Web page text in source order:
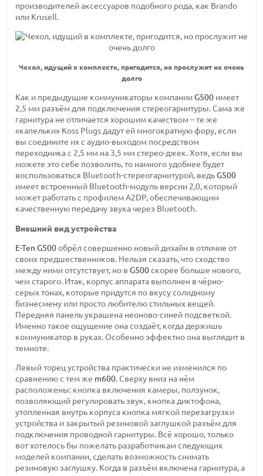
производителей аксессуаров подобного рода, как Brando
или Krusell.
Чехол, идущий в комплекте, пригодится, но прослужит не очень
долго
Как и предыдущие коммуникаторы компанииG500 имеет
2,5 мм разъём для подключения стереогарнитуры. Сама же
гарнитура не отличается хорошим качеством – те же
«капельки» Koss Plugs дадут ей многократную фору, если
вы соедините их с аудио-выходом посредством
переходника с 2,5 мм на 3,5 мм стерео-джек. Хотя, если вы
можете это себе позволить, то намного удобнее будет
воспользоваться Bluetooth-стереогарнитурой, ведьG500
имеет встроенный Bluetooth-модуль версии 2,0, который
может работать с профилем A2DP, обеспечивающим
качественную передачу звука через Bluetooth.
Внешний вид устройства
E-Ten G500обрёл совершенно новый дизайн в отличие от
своих предшественников. Нельзя сказать, что сходство
между ними отсутствует, но вG500скорее больше нового,
чем старого. Итак, корпус аппарата выполнен в чёрно-
серых тонах, которые придутся по вкусу солидному
бизнесмену или просто любителю стильных вещей.
Передняя панель украшена неоново-синей подсветкой.
Именно такое ощущение она создаёт, когда держишь
коммуникатор в руках. Особенно эффектно она выглядит в
темноте.
Левый торец устройства практически не изменился по
сравнению с тем же m600. Сверху вниз на нём
расположены: кнопка включения камеры, ползунок,
позволяющий регулировать звук, кнопка диктофона,
утопленная внутрь корпуса кнопка мягкой перезагрузки
устройства и закрытый резиновой заглушкой разъём для
подключения проводной гарнитуры. Всё хорошо, только
вот хотелось бы пожелать разработчикам следующих
моделей компании, сделать возможность снимать
резиновую заглушку. Когда в разъём включена гарнитура, а